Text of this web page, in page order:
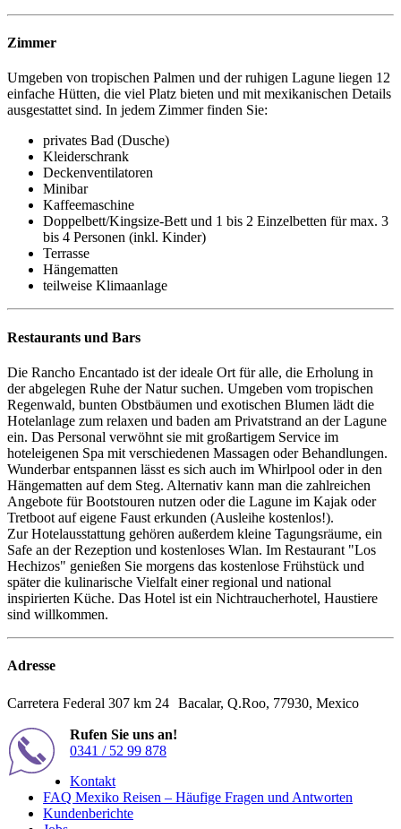
Zimmer
Umgeben von tropischen Palmen und der ruhigen Lagune liegen 12
einfache Hütten, die viel Platz bieten und mit mexikanischen Details
ausgestattet sind. In jedem Zimmer finden Sie:
privates Bad (Dusche)
Kleiderschrank
Deckenventilatoren
Minibar
Kaffeemaschine
Doppelbett/Kingsize-Bett und 1 bis 2 Einzelbetten für max. 3
bis 4 Personen (inkl. Kinder)
Terrasse
Hängematten
teilweise Klimaanlage
Restaurants und Bars
Die Rancho Encantado ist der ideale Ort für alle, die Erholung in
der abgelegen Ruhe der Natur suchen. Umgeben vom tropischen
Regenwald, bunten Obstbäumen und exotischen Blumen lädt die
Hotelanlage zum relaxen und baden am Privatstrand an der Lagune
ein. Das Personal verwöhnt sie mit großartigem Service im
hoteleigenen Spa mit verschiedenen Massagen oder Behandlungen.
Wunderbar entspannen lässt es sich auch im Whirlpool oder in den
Hängematten auf dem Steg. Alternativ kann man die zahlreichen
Angebote für Bootstouren nutzen oder die Lagune im Kajak oder
Tretboot auf eigene Faust erkunden (Ausleihe kostenlos!).
Zur Hotelausstattung gehören außerdem kleine Tagungsräume, ein
Safe an der Rezeption und kostenloses Wlan. Im Restaurant "Los
Hechizos" genießen Sie morgens das kostenlose Frühstück und
später die kulinarische Vielfalt einer regional und national
inspirierten Küche. Das Hotel ist ein Nichtraucherhotel, Haustiere
sind willkommen.
Adresse
Carretera Federal 307 km 24 Bacalar, Q.Roo, 77930, Mexico
Rufen Sie uns an!
0341 / 52 99 878
Kontakt
FAQ Mexiko Reisen – Häufige Fragen und Antworten
Kundenberichte